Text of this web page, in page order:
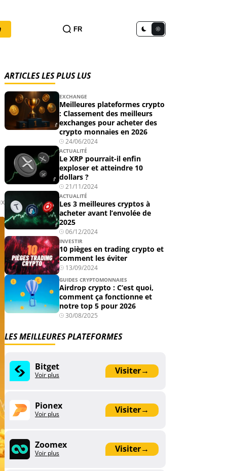
FR
ARTICLES LES PLUS LUS
EXCHANGE
Meilleures plateformes crypto
: Classement des meilleurs
exchanges pour acheter des
crypto monnaies en 2026
24/06/2024
ACTUALITÉ
Le XRP pourrait-il enfin
exploser et atteindre 10
dollars ?
21/11/2024
ACTUALITÉ
Les 3 meilleures cryptos à
acheter avant l’envolée de
2025
06/12/2024
INVESTIR
10 pièges en trading crypto et
comment les éviter
13/09/2024
GUIDES CRYPTOMONNAIES
Airdrop crypto : C’est quoi,
comment ça fonctionne et
notre top 5 pour 2026
30/08/2025
LES MEILLEURES PLATEFORMES
Bitget Visiter→
Voir plus
Pionex Visiter→
Voir plus
Zoomex Visiter→
Voir plus